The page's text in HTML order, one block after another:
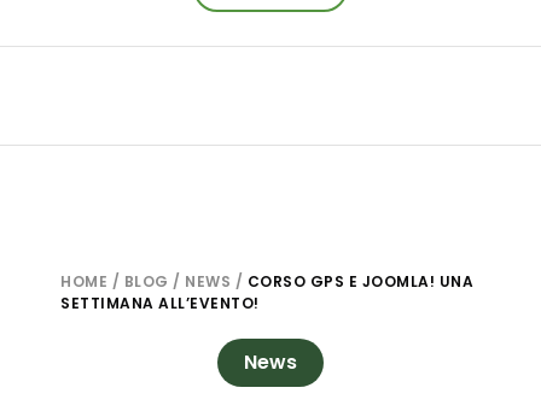
HOME / BLOG / NEWS / CORSO GPS E JOOMLA! UNA
SETTIMANA ALL’EVENTO!
News